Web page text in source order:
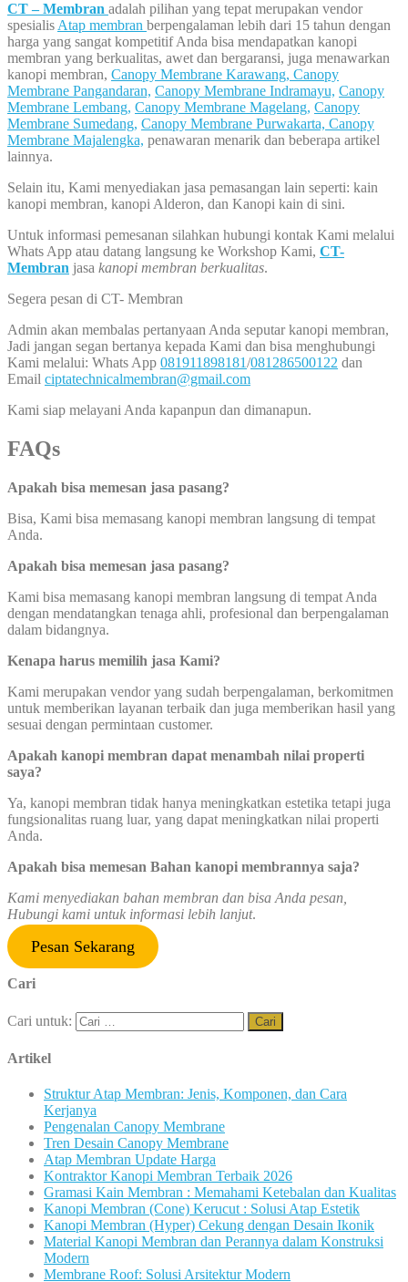
CT – Membran adalah pilihan yang tepat merupakan vendor
spesialisAtap membran berpengalaman lebih dari 15 tahun dengan
harga yang sangat kompetitif Anda bisa mendapatkan kanopi
membran yang berkualitas, awet dan bergaransi, juga menawarkan
kanopi membran, Canopy Membrane Karawang, Canopy
Membrane Pangandaran, Canopy Membrane Indramayu, Canopy
Membrane Lembang, Canopy Membrane Magelang, Canopy
Membrane Sumedang, Canopy Membrane Purwakarta, Canopy
Membrane Majalengka, penawaran menarik dan beberapa artikel
lainnya.
Selain itu, Kami menyediakan jasa pemasangan lain seperti: kain
kanopi membran, kanopi Alderon, dan Kanopi kain di sini.
Untuk informasi pemesanan silahkan hubungi kontak Kami melalui
Whats App atau datang langsung ke Workshop Kami, CT-
Membran jasa kanopi membran berkualitas.
Segera pesan di CT- Membran
Admin akan membalas pertanyaan Anda seputar kanopi membran,
Jadi jangan segan bertanya kepada Kami dan bisa menghubungi
Kami melalui: Whats App 081911898181/081286500122 dan
Email ciptatechnicalmembran@gmail.com
Kami siap melayani Anda kapanpun dan dimanapun.
FAQs
Apakah bisa memesan jasa pasang?
Bisa, Kami bisa memasang kanopi membran langsung di tempat
Anda.
Apakah bisa memesan jasa pasang?
Kami bisa memasang kanopi membran langsung di tempat Anda
dengan mendatangkan tenaga ahli, profesional dan berpengalaman
dalam bidangnya.
Kenapa harus memilih jasa Kami?
Kami merupakan vendor yang sudah berpengalaman, berkomitmen
untuk memberikan layanan terbaik dan juga memberikan hasil yang
sesuai dengan permintaan customer.
Apakah kanopi membran dapat menambah nilai properti
saya?
Ya, kanopi membran tidak hanya meningkatkan estetika tetapi juga
fungsionalitas ruang luar, yang dapat meningkatkan nilai properti
Anda.
Apakah bisa memesan Bahan kanopi membrannya saja?
Kami menyediakan bahan membran dan bisa Anda pesan,
Hubungi kami untuk informasi lebih lanjut.
Pesan Sekarang
Cari
Cari untuk:
Artikel
Struktur Atap Membran: Jenis, Komponen, dan Cara
Kerjanya
Pengenalan Canopy Membrane
Tren Desain Canopy Membrane
Atap Membran Update Harga
Kontraktor Kanopi Membran Terbaik 2026
Gramasi Kain Membran : Memahami Ketebalan dan Kualitas
Kanopi Membran (Cone) Kerucut : Solusi Atap Estetik
Kanopi Membran (Hyper) Cekung dengan Desain Ikonik
Material Kanopi Membran dan Perannya dalam Konstruksi
Modern
Membrane Roof: Solusi Arsitektur Modern